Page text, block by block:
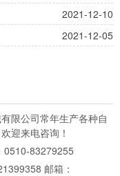
2021-12-10
2021-12-05
限公司常年生产各种自
迎来电咨询！
0510-83279255
邮箱：